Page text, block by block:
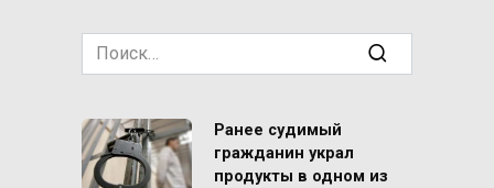
Search
for:
Ранее судимый
гражданин украл
продукты в одном из